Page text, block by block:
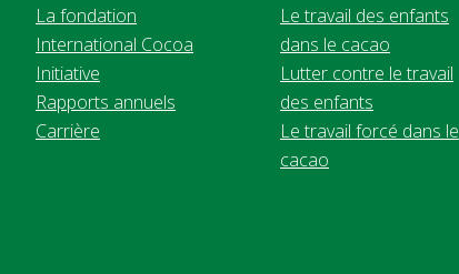
La fondation
International Cocoa
Initiative
Rapports annuels
Carrière
Le travail des enfants
dans le cacao
Lutter contre le travail
des enfants
Le travail forcé dans le
cacao